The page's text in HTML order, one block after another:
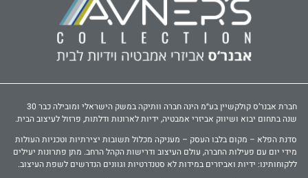
חברת אבנר‘ס קולקשיין בע״מ הינה חברה וותיקה במשק הישראלי ומובילה כבר 30
שנה בתחום יבוא ושיווק אביזרי אמבטיה, ידיות לארונות ודלתות, פרזול לעיצוב הבית.
סדנת הפלא – מקום בלבו העסק – מעניקה מכלול תשובות יצירתיות וטכניות העולות
מידי יום עם פעילות החברה, עולם העיצוב ודרישות הקהל הרחב. מתן פתרונות יעילים
ללקוחותינו: ידיות ואביזרים במידות לא סטנדרטיות וגוונים הנדרשים לשפת העיצוב.